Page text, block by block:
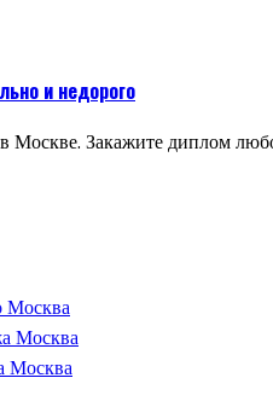
и недорого
Закажите диплом
Москва
Москва
Москва